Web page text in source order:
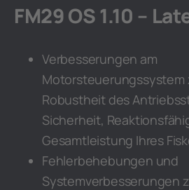
FM29 OS 1.10 –
Verbesserungen am
Motorsteuerungssystem
Robustheit des
Sicherheit,
Gesamtleistung Ihres
Fehlerbehebungen und
Systemverbesserungen